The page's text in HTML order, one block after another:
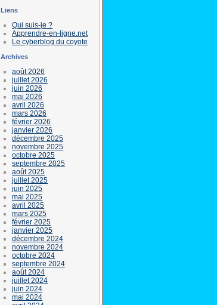
Liens
Qui suis-je ?
Apprendre-en-ligne.net
Le cyberblog du coyote
Archives
août 2026
juillet 2026
juin 2026
mai 2026
avril 2026
mars 2026
février 2026
janvier 2026
décembre 2025
novembre 2025
octobre 2025
septembre 2025
août 2025
juillet 2025
juin 2025
mai 2025
avril 2025
mars 2025
février 2025
janvier 2025
décembre 2024
novembre 2024
octobre 2024
septembre 2024
août 2024
juillet 2024
juin 2024
mai 2024